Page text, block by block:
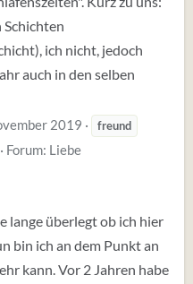
ich nicht, jedoch
auch in den selben
2019
freund
Forum: Liebe
lange überlegt ob ich hier
bin ich an dem Punkt an
kann. Vor 2 Jahren habe